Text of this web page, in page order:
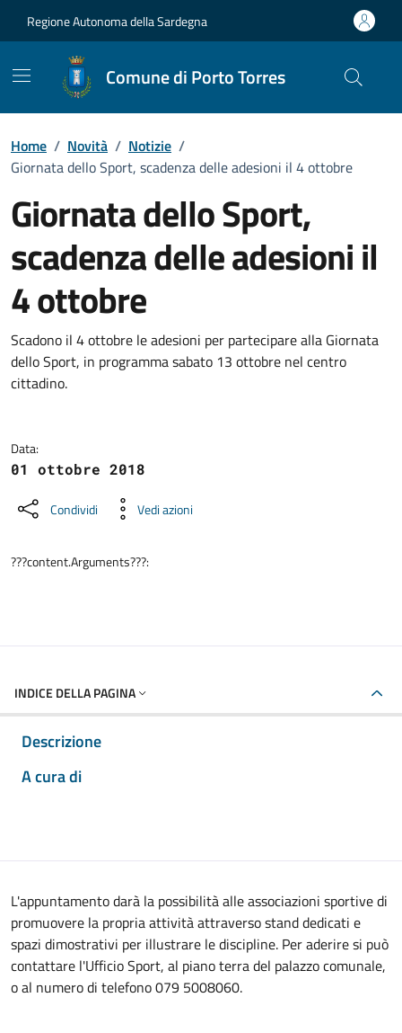
Regione Autonoma della Sardegna
Comune di Porto Torres
Home / Novità / Notizie /
Giornata dello Sport, scadenza delle adesioni il 4 ottobre
Giornata dello Sport,
scadenza delle adesioni il
4 ottobre
Dettagli della notizia
Scadono il 4 ottobre le adesioni per partecipare alla Giornata
dello Sport, in programma sabato 13 ottobre nel centro
cittadino.
Data:
01 ottobre 2018
Condividi Vedi azioni
???content.Arguments???:
INDICE DELLA PAGINA
Descrizione
A cura di
L'appuntamento darà la possibilità alle associazioni sportive di
promuovere la propria attività attraverso stand dedicati e
spazi dimostrativi per illustrare le discipline. Per aderire si può
contattare l'Ufficio Sport, al piano terra del palazzo comunale,
o al numero di telefono 079 5008060.